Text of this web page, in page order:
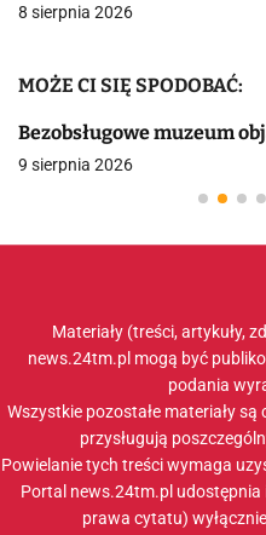
8 sierpnia 2026
MOŻE CI SIĘ SPODOBAĆ:
Bezobsługowe muzeum
9 sierpnia 2026
Materiały (treści, artykuły,
news.24tm.pl mogą być
podania
Wszystkie pozostałe materiały
przysługują
Powielanie tych treści wymaga
Portal news.24tm.pl udostępnia
prawa cytatu)